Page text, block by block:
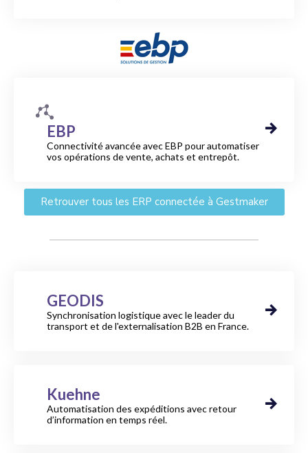
EBP
Connectivité avancée avec EBP pour automatiser
vos opérations de vente, achats et entrepôt.
Retrouver tous les ERP connectée à Gestmaker​
GEODIS
Synchronisation logistique avec le leader du
transport et de l'externalisation B2B en France.
Kuehne
Automatisation des expéditions avec retour
d’information en temps réel.